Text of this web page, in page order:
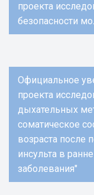
проекта
безопасности
Официальное
проекта
дыхательных
соматическое
возраста после
инсульта в
заболевания"